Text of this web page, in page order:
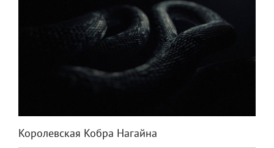
Королевская Кобра Нагайна